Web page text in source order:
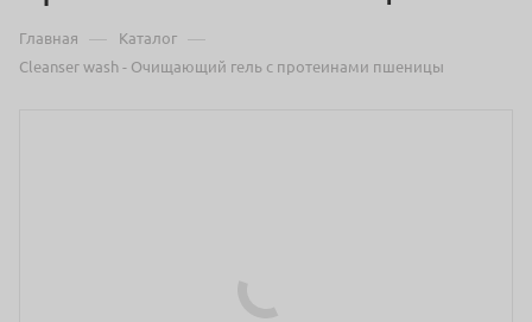
Главная — Каталог —
Cleanser wash - Очищающий гель с протеинами пшеницы